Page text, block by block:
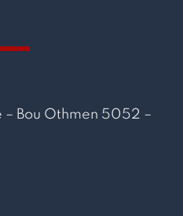
– Bou Othmen 5052 –